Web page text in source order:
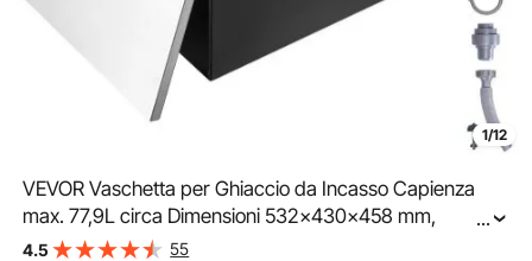
1/12
VEVOR Vaschetta per Ghiaccio da Incasso Capienza
max. 77,9L circa Dimensioni 532x430x458 mm,
Ghiacciaia da Incasso con Coperchio in Acciaio Inox
...
4.5 55